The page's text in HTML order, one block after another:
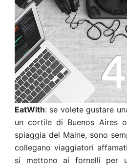
EatWith: se volete gustare
un cortile di Buenos Aires o
spiaggia del Maine, sono
collegano viaggiatori
si mettono ai fornelli per